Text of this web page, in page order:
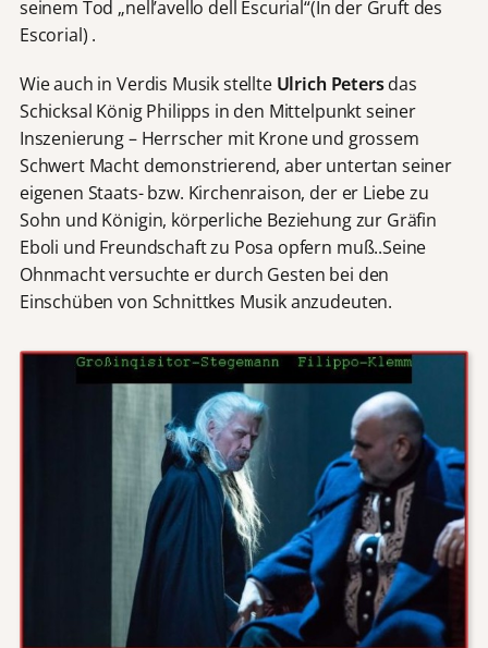
seinem Tod „nell’avello dell Escurial“(In der Gruft des
Escorial) .
Wie auch in Verdis Musik stellte Ulrich Petersdas
Schicksal König Philipps in den Mittelpunkt seiner
Inszenierung – Herrscher mit Krone und grossem
Schwert Macht demonstrierend, aber untertan seiner
eigenen Staats- bzw. Kirchenraison, der er Liebe zu
Sohn und Königin, körperliche Beziehung zur Gräfin
Eboli und Freundschaft zu Posa opfern muß..Seine
Ohnmacht versuchte er durch Gesten bei den
Einschüben von Schnittkes Musik anzudeuten.